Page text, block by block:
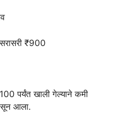
₹900
पर्यंत खाली गेल्याने कमी
आला.